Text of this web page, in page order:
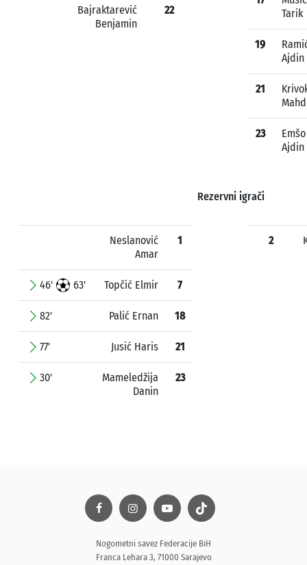
Bajraktarević
Benjamin
22
Tarik
19
Ajdin
21
23
Emšo
Ajdin
Rezervni igrači
Neslanović
Amar
1
46' 63' Topčić Elmir 7
82' Palić Ernan 18
77' Jusić Haris 21
30'
Mameledžija
Danin
23
2
Nogometni savez Federacije BiH
Franca Lehara 3, 71000 Sarajevo